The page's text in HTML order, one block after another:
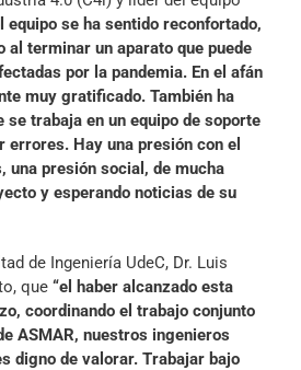
equipo se ha sentido reconfortado,
al terminar un aparato que puede
por la pandemia. En el afán
muy gratificado. También ha
se trabaja en un equipo de soporte
errores. Hay una presión con el
una presión social, de mucha
y esperando noticias de su
de Ingeniería UdeC, Dr. Luis
que “el haber alcanzado esta
coordinando el trabajo conjunto
ASMAR, nuestros ingenieros
digno de valorar. Trabajar bajo